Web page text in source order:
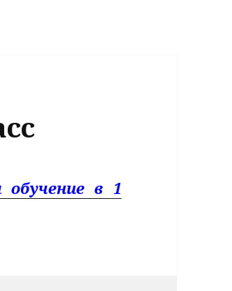
обучение в 1